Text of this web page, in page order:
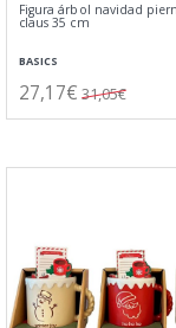
Figura árbol navidad
claus 35 cm
BASICS
27,17€ 31,05€